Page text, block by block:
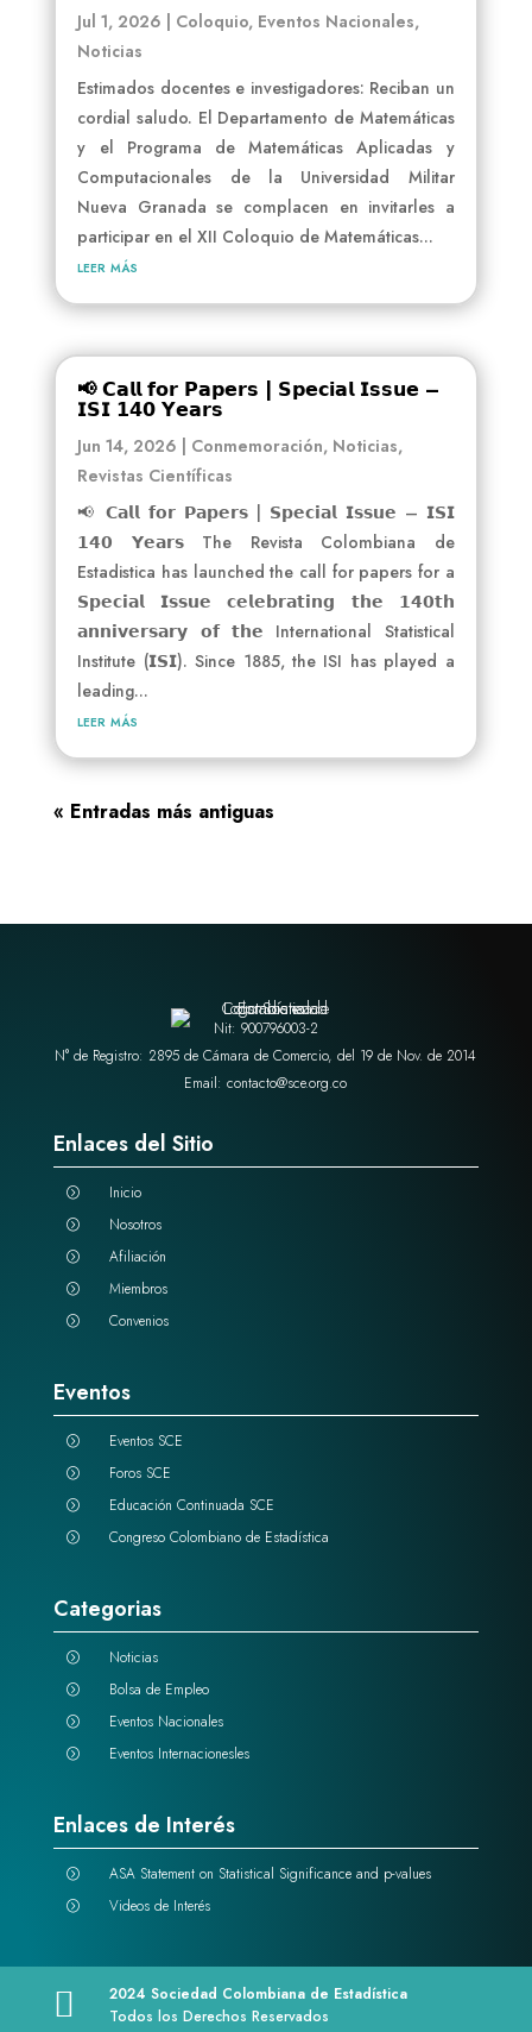
Jul 1, 2026 | Coloquio, Eventos Nacionales,
Noticias
Estimados docentes e investigadores: Reciban un
cordial saludo. El Departamento de Matemáticas
y el Programa de Matemáticas Aplicadas y
Computacionales de la Universidad Militar
Nueva Granada se complacen en invitarles a
participar en el XII Coloquio de Matemáticas...
leer más
📢 𝗖𝗮𝗹𝗹 𝗳𝗼𝗿 𝗣𝗮𝗽𝗲𝗿𝘀 | 𝗦𝗽𝗲𝗰𝗶𝗮𝗹 𝗜𝘀𝘀𝘂𝗲 –
𝗜𝗦𝗜 𝟭𝟰𝟬 𝗬𝗲𝗮𝗿𝘀
Jun 14, 2026 | Conmemoración, Noticias,
Revistas Científicas
📢 𝗖𝗮𝗹𝗹 𝗳𝗼𝗿 𝗣𝗮𝗽𝗲𝗿𝘀 | 𝗦𝗽𝗲𝗰𝗶𝗮𝗹 𝗜𝘀𝘀𝘂𝗲 – 𝗜𝗦𝗜
𝟭𝟰𝟬 𝗬𝗲𝗮𝗿𝘀 The Revista Colombiana de
Estadistica has launched the call for papers for a
𝗦𝗽𝗲𝗰𝗶𝗮𝗹 𝗜𝘀𝘀𝘂𝗲 𝗰𝗲𝗹𝗲𝗯𝗿𝗮𝘁𝗶𝗻𝗴 𝘁𝗵𝗲 𝟭𝟰𝟬𝘁𝗵
𝗮𝗻𝗻𝗶𝘃𝗲𝗿𝘀𝗮𝗿𝘆 𝗼𝗳 𝘁𝗵𝗲 International Statistical
Institute (𝗜𝗦𝗜). Since 1885, the ISI has played a
leading...
leer más
« Entradas más antiguas
Nit: 900796003-2
N° de Registro: 2895 de Cámara de Comercio, del 19 de Nov. de 2014
Email: contacto@sce.org.co
Enlaces del Sitio
= Inicio
= Nosotros
= Afiliación
= Miembros
= Convenios
Eventos
= Eventos SCE
= Foros SCE
= Educación Continuada SCE
= Congreso Colombiano de Estadística
Categorias
= Noticias
= Bolsa de Empleo
= Eventos Nacionales
= Eventos Internacionesles
Enlaces de Interés
= ASA Statement on Statistical Significance and p-values
= Videos de Interés

2024 Sociedad Colombiana de Estadística
Todos los Derechos Reservados